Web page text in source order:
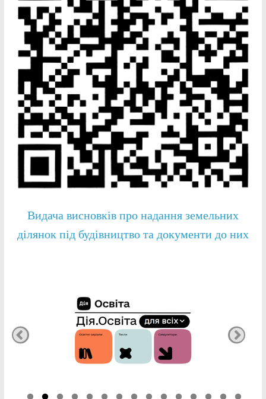
Видача висновків про надання земельних
ділянок під будівництво та документи до них